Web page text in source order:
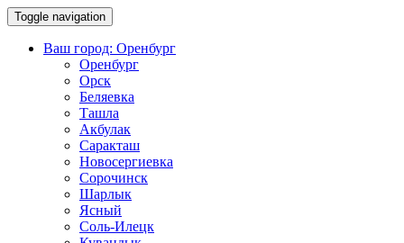
Toggle navigation
Ваш город: Оренбург
Оренбург
Орск
Беляевка
Ташла
Акбулак
Саракташ
Новосергиевка
Сорочинск
Шарлык
Ясный
Соль-Илецк